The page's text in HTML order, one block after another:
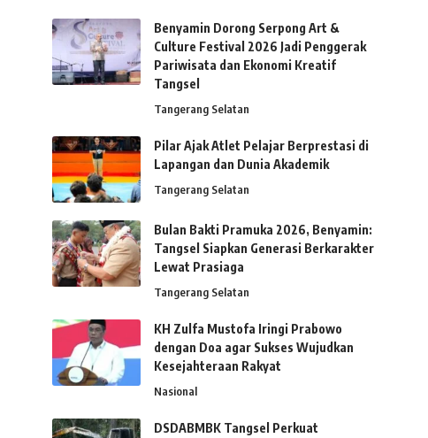
Benyamin Dorong Serpong Art &
Culture Festival 2026 Jadi Penggerak
Pariwisata dan Ekonomi Kreatif
Tangsel
Tangerang Selatan
Pilar Ajak Atlet Pelajar Berprestasi di
Lapangan dan Dunia Akademik
Tangerang Selatan
Bulan Bakti Pramuka 2026, Benyamin:
Tangsel Siapkan Generasi Berkarakter
Lewat Prasiaga
Tangerang Selatan
KH Zulfa Mustofa Iringi Prabowo
dengan Doa agar Sukses Wujudkan
Kesejahteraan Rakyat
Nasional
DSDABMBK Tangsel Perkuat